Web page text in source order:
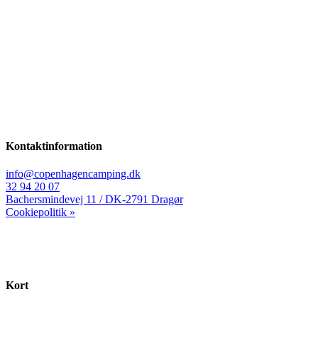
Kontaktinformation
info@copenhagencamping.dk
32 94 20 07
Bachersmindevej 11 / DK-2791 Dragør
Cookiepolitik »
Kort